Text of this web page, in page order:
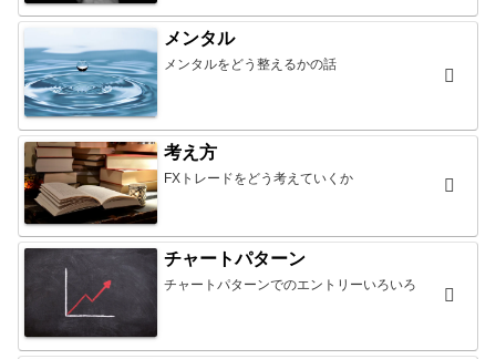
メンタル
メンタルをどう整えるかの話
考え方
FXトレードをどう考えていくか
チャートパターン
チャートパターンでのエントリーいろいろ